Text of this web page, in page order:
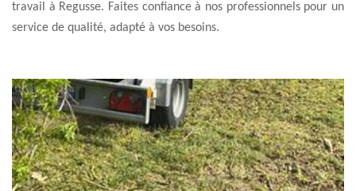
travail à Regusse. Faites confiance à nos professionnels pour un
service de qualité, adapté à vos besoins.